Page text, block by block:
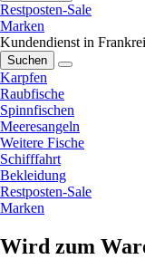
Restposten-Sale
Marken
Kundendienst in
Suchen
Karpfen
Raubfische
Spinnfischen
Meeresangeln
Weitere Fische
Schifffahrt
Bekleidung
Restposten-Sale
Marken
Wird zum